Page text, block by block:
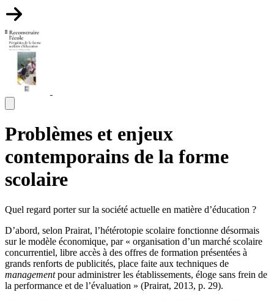
Problèmes et enjeux
contemporains de la forme
scolaire
Quel regard porter sur la société actuelle en matière d’éducation ?
D’abord, selon Prairat, l’hétérotopie scolaire fonctionne désormais
sur le modèle économique, par « organisation d’un marché scolaire
concurrentiel, libre accès à des offres de formation présentées à
grands renforts de publicités, place faite aux techniques de
managementpour administrer les établissements, éloge sans frein de
la performance et de l’évaluation » (Prairat, 2013, p. 29).